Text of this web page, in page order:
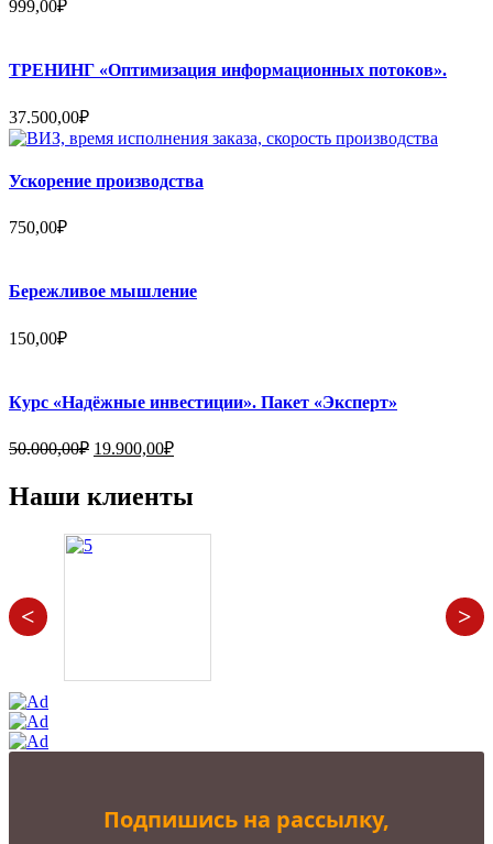
999,00₽
ТРЕНИНГ «Оптимизация информационных потоков».
37.500,00₽
Ускорение производства
750,00₽
Бережливое мышление
150,00₽
Курс «Надёжные инвестиции». Пакет «Эксперт»
50.000,00₽ Первоначальная
50.000,00₽.
19.900,00₽Текущая
Наши клиенты
< >
Подпишись на рассылку,